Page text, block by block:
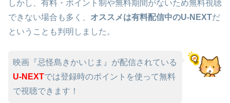
しかし、有料・ポイント制や無料期間がないため無料視聴
できない場合も多く、 オススメは有料配信中のU-NEXTだ
ということも判明しました。
映画『忌怪島きかいじま』が配信されている
U-NEXTでは登録時のポイントを使って無料
で視聴できます！